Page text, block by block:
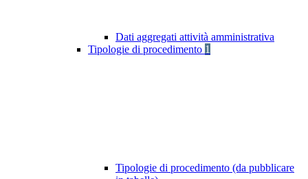
Dati aggregati attività amministrativa
Tipologie di procedimento 1
Tipologie di procedimento (da pubblicare